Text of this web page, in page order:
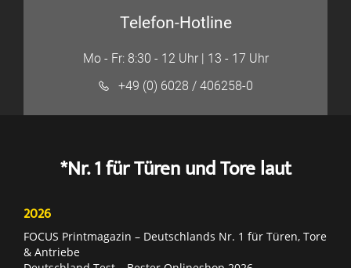
Telefon-Hotline
Mo - Fr: 8:30 - 12 Uhr | 13 - 17 Uhr
+49 (0) 6028 / 406258-0
*Nr. 1 für Türen und Tore laut
2026
FOCUS Printmagazin – Deutschlands Nr. 1 für Türen, Tore
& Antriebe